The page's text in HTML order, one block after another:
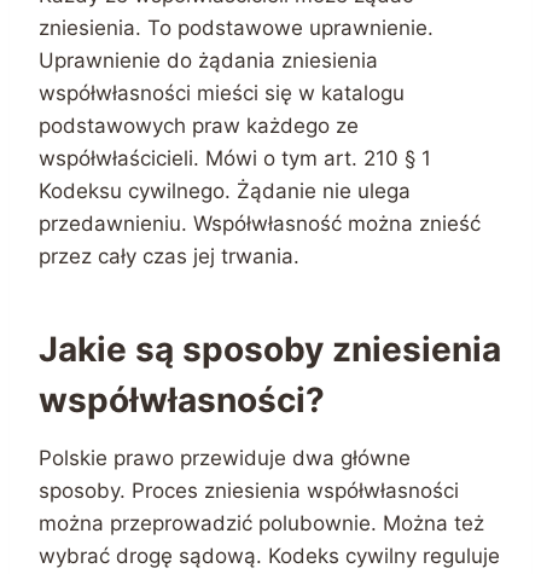
zniesienia. To podstawowe uprawnienie.
Uprawnienie do żądania zniesienia
współwłasności mieści się w katalogu
podstawowych praw każdego ze
współwłaścicieli. Mówi o tym art. 210 § 1
Kodeksu cywilnego. Żądanie nie ulega
przedawnieniu. Współwłasność można znieść
przez cały czas jej trwania.
Jakie są sposoby zniesienia
współwłasności?
Polskie prawo przewiduje dwa główne
sposoby. Proces zniesienia współwłasności
można przeprowadzić polubownie. Można też
wybrać drogę sądową. Kodeks cywilny reguluje